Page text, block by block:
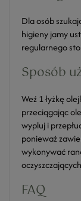
Dla osób
higieny jamy
regularnego
Sposób
Weź 1 łyżkę
przeciągając
wypluj i
ponieważ
wykonywać
FAQ